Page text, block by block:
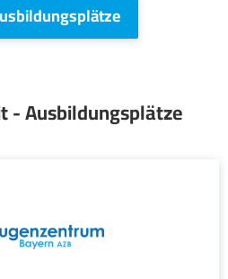
- Ausbildungsplätze